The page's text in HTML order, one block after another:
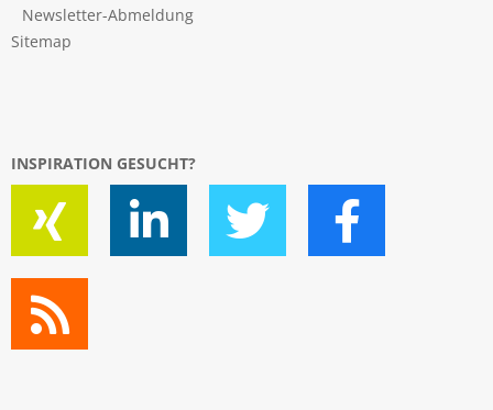
Newsletter-Abmeldung
Sitemap
INSPIRATION GESUCHT?